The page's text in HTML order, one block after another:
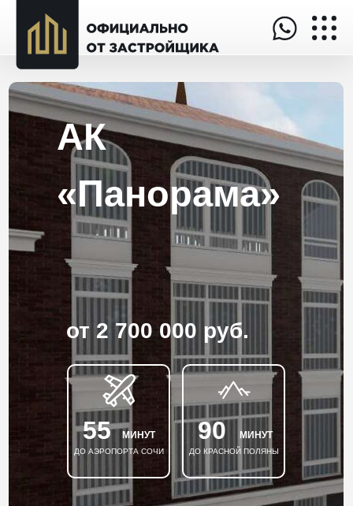
от 2 700 000 руб.
55 МИНУТ
ДО АЭРОПОРТА СОЧИ
90 МИНУТ
ДО КРАСНОЙ ПОЛЯНЫ
АК
«Панорама»